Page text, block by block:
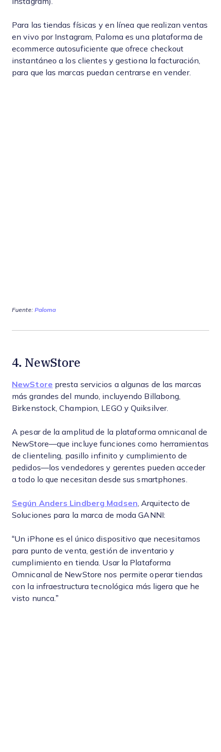
Para las tiendas físicas y en línea que realizan ventas
en vivo por Instagram, Paloma es una plataforma de
ecommerce autosuficiente que ofrece checkout
instantáneo a los clientes y gestiona la facturación,
para que las marcas puedan centrarse en vender.
Fuente:Paloma
4. NewStore
NewStore presta servicios a algunas de las marcas
más grandes del mundo, incluyendo Billabong,
Birkenstock, Champion, LEGO y Quiksilver.
A pesar de la amplitud de la plataforma omnicanal de
NewStore—que incluye funciones como herramientas
de clienteling, pasillo infinito y cumplimiento de
pedidos—los vendedores y gerentes pueden acceder
a todo lo que necesitan desde sus smartphones.
Según Anders Lindberg Madsen , Arquitecto de
Soluciones para la marca de moda GANNI:
“Un iPhone es el único dispositivo que necesitamos
para punto de venta, gestión de inventario y
cumplimiento en tienda. Usar la Plataforma
Omnicanal de NewStore nos permite operar tiendas
con la infraestructura tecnológica más ligera que he
visto nunca.”